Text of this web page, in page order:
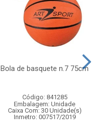
Bola de basquete n.7 75cm
Código: 841285
Embalagem: Unidade
Caixa Com: 30 Unidade(s)
Inmetro: 007517/2019